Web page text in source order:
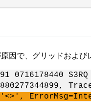
因で、グリッドおよび
'<>',